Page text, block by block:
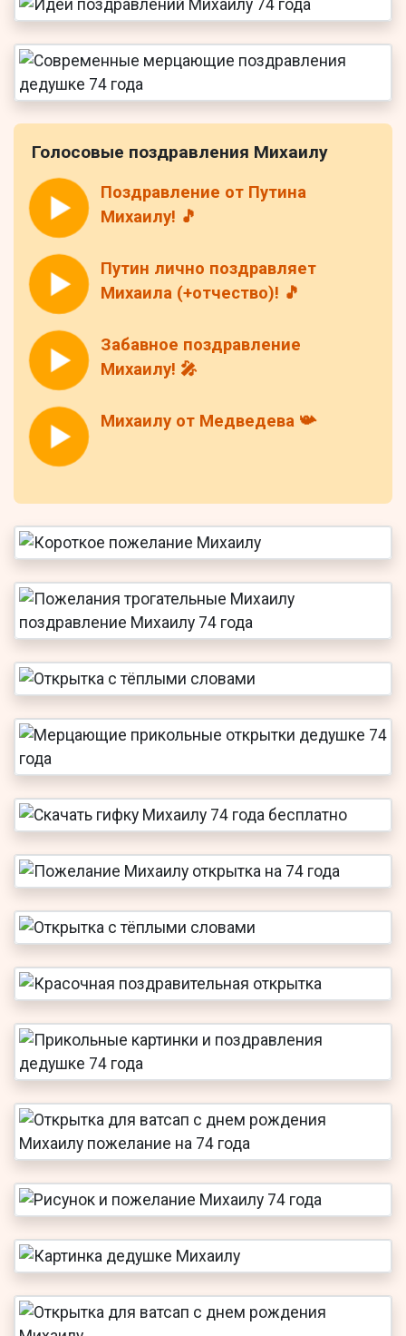
Голосовые поздравления Михаилу
Поздравление от Путина
Михаилу! 🎵
Путин лично поздравляет
Михаила (+отчество)! 🎵
Забавное поздравление
Михаилу! 🎤
Михаилу от Медведева 📯